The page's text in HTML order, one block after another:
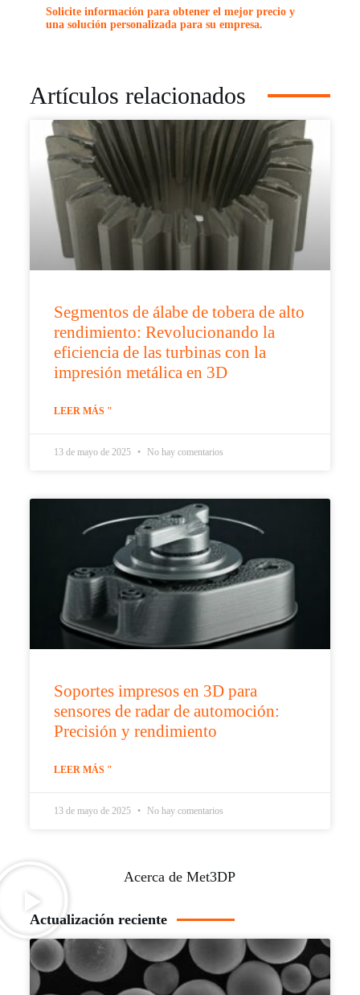
Solicite información para obtener el mejor precio y
una solución personalizada para su empresa.
Artículos relacionados
Segmentos de álabe de tobera de alto
rendimiento: Revolucionando la
eficiencia de las turbinas con la
impresión metálica en 3D
LEER MÁS "
13 de mayo de 2025 No hay comentarios
Soportes impresos en 3D para
sensores de radar de automoción:
Precisión y rendimiento
LEER MÁS "
13 de mayo de 2025 No hay comentarios
Acerca de Met3DP
Actualización reciente